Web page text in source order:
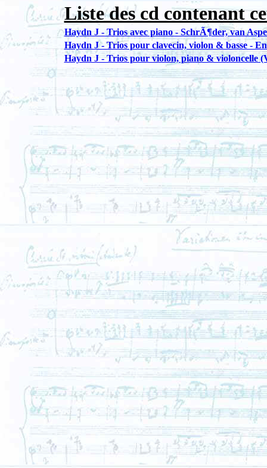
Liste des cd contenant
Haydn J - Trios avec piano - SchrÃ¶der, van
Haydn J - Trios pour clavecin, violon & basse -
Haydn J - Trios pour violon, piano & violoncelle